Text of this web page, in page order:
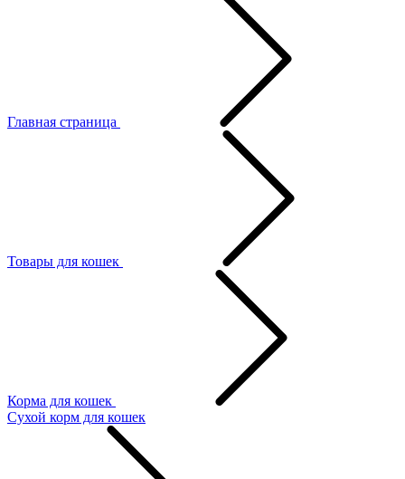
Главная страница
Товары для кошек
Корма для кошек
Сухой корм для кошек